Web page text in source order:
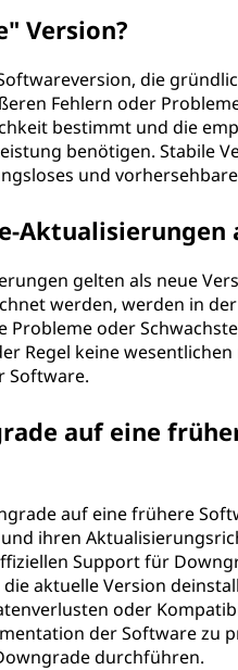
Version?
die
Fehlern oder
bestimmt und die
benötigen. Stabile
und
Aktualisierungen
gelten als neue
werden, werden in
oder
Regel keine
Software.
auf eine
auf eine frühere
ihren
Support für
aktuelle Version
oder
der Software zu
durchführen.